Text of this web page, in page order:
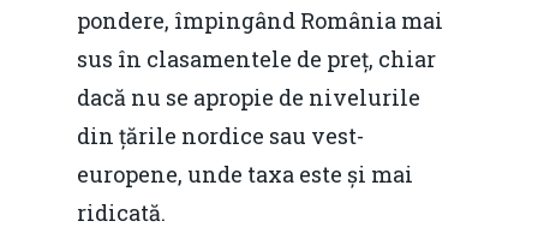
pondere, împingând România mai
sus în clasamentele de preț, chiar
dacă nu se apropie de nivelurile
din țările nordice sau vest-
europene, unde taxa este și mai
ridicată.